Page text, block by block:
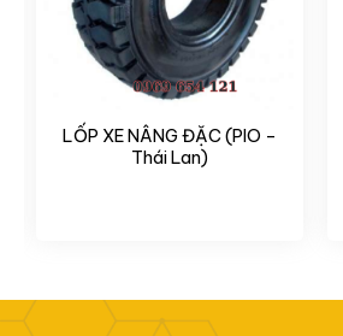
LỐP XE NÂNG ĐẶC (PIO –
Thái Lan)